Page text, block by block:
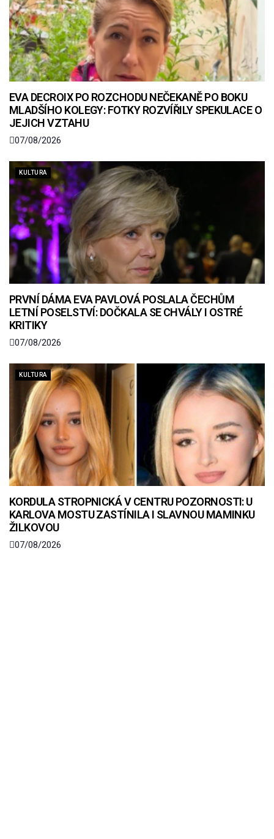
EVA DECROIX PO ROZCHODU NEČEKANĚ PO BOKU
MLADŠÍHO KOLEGY: FOTKY ROZVÍŘILY SPEKULACE O
JEJICH VZTAHU
07/08/2026
KULTURA
PRVNÍ DÁMA EVA PAVLOVÁ POSLALA ČECHŮM
LETNÍ POSELSTVÍ: DOČKALA SE CHVÁLY I OSTRÉ
KRITIKY
07/08/2026
KULTURA
KORDULA STROPNICKÁ V CENTRU POZORNOSTI: U
KARLOVA MOSTU ZASTÍNILA I SLAVNOU MAMINKU
ŽILKOVOU
07/08/2026